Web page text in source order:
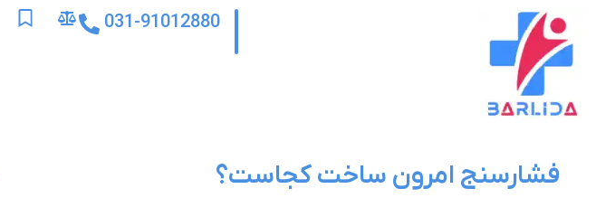
031-91012880
فشارسنج امرون ساخت کجاست؟